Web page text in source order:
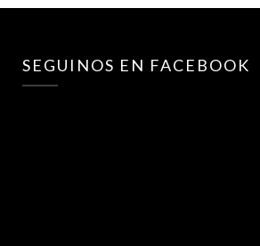
SEGUINOS EN FACEBOOK